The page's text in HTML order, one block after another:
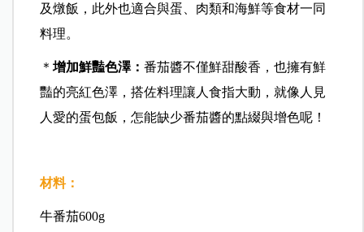
及燉飯，此外也適合與蛋、肉類和海鮮等食材一同
料理。
＊增加鮮豔色澤：番茄醬不僅鮮甜酸香，也擁有鮮
豔的亮紅色澤，搭佐料理讓人食指大動，就像人見
人愛的蛋包飯，怎能缺少番茄醬的點綴與增色呢！
材料：
牛番茄600g